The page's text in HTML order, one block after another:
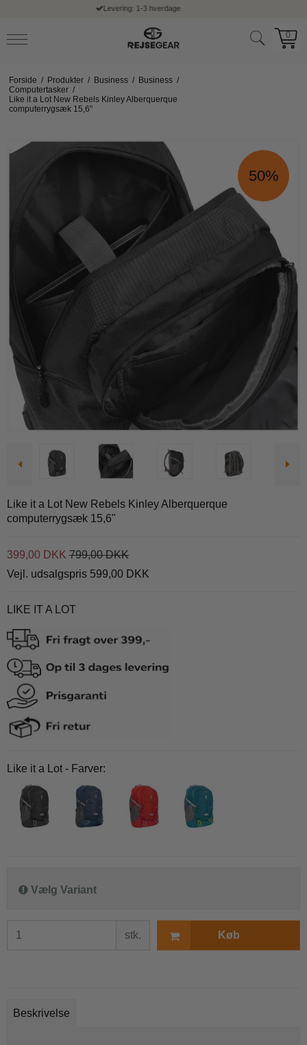
Fri fragt ved køb over 399,- kr
0
Forside / Produkter / Business / Business /
Computertasker /
Like it a Lot New Rebels Kinley Alberquerque
computerrygsæk 15,6"
50%
Like it a Lot New Rebels Kinley Alberquerque
computerrygsæk 15,6"
399,00 DKK 799,00 DKK
Vejl. udsalgspris 599,00 DKK
LIKE IT A LOT
Like it a Lot - Farver:
Vælg Variant
stk. Køb
Beskrivelse